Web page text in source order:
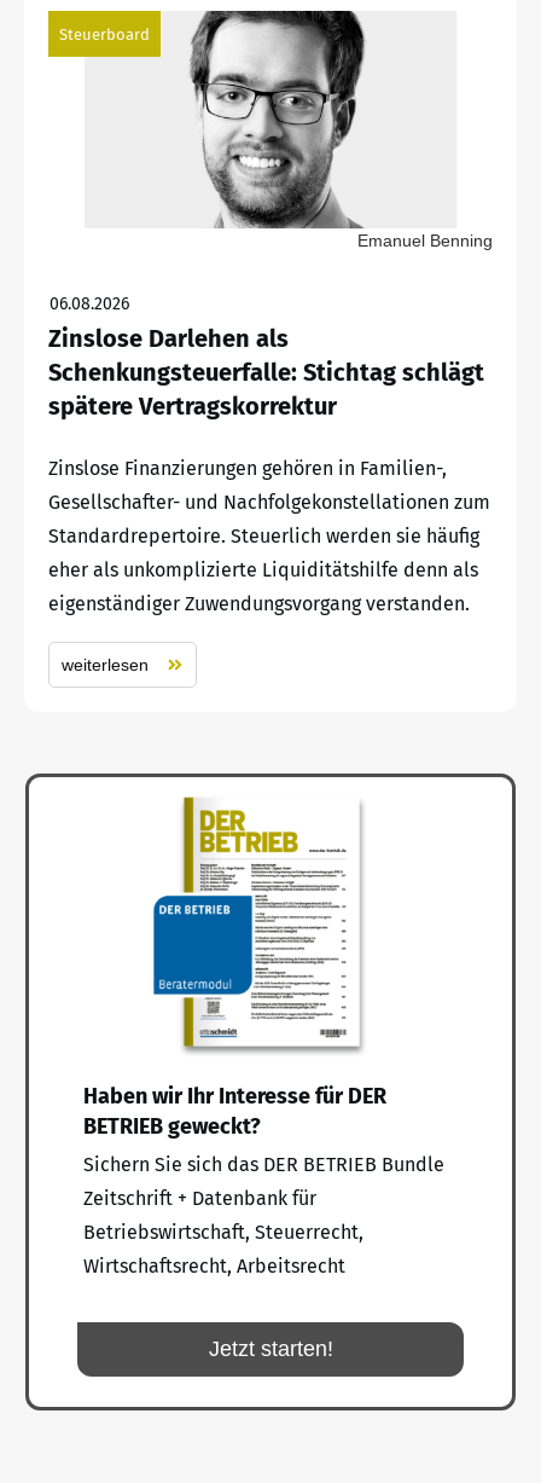
Steuerboard
Emanuel Benning
06.08.2026
Zinslose Darlehen als
Schenkungsteuerfalle: Stichtag schlägt
spätere Vertragskorrektur
Zinslose Finanzierungen gehören in Familien-,
Gesellschafter- und Nachfolgekonstellationen zum
Standardrepertoire. Steuerlich werden sie häufig
eher als unkomplizierte Liquiditätshilfe denn als
eigenständiger Zuwendungsvorgang verstanden.
weiterlesen
Haben wir Ihr Interesse für DER
BETRIEB geweckt?
Sichern Sie sich das DER BETRIEB Bundle
Zeitschrift + Datenbank für
Betriebswirtschaft, Steuerrecht,
Wirtschaftsrecht, Arbeitsrecht
Jetzt starten!